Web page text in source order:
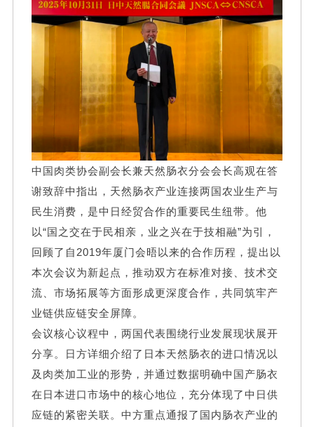
中国肉类协会副会长兼天然肠衣分会会长高观在答
谢致辞中指出，天然肠衣产业连接两国农业生产与
民生消费，是中日经贸合作的重要民生纽带。他
以“国之交在于民相亲，业之兴在于技相融”为引，
回顾了自2019年厦门会晤以来的合作历程，提出以
本次会议为新起点，推动双方在标准对接、技术交
流、市场拓展等方面形成更深度合作，共同筑牢产
业链供应链安全屏障。
会议核心议程中，两国代表围绕行业发展现状展开
分享。日方详细介绍了日本天然肠衣的进口情况以
及肉类加工业的形势，并通过数据明确中国产肠衣
在日本进口市场中的核心地位，充分体现了中日供
应链的紧密关联。中方重点通报了国内肠衣产业的